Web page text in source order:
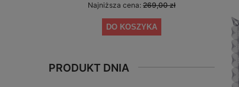
Najniższa cena: 269,00 zł
DO KOSZYKA
PRODUKT DNIA